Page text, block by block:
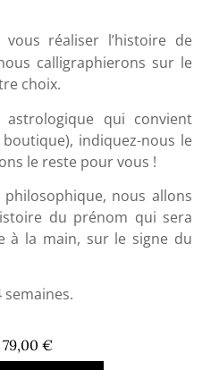
vous réaliser l’histoire de
calligraphierons sur le
choix.
astrologique qui convient
, indiquez-nous le
le reste pour vous !
nous allons
du prénom qui sera
à la main, sur le signe du
79,00 €